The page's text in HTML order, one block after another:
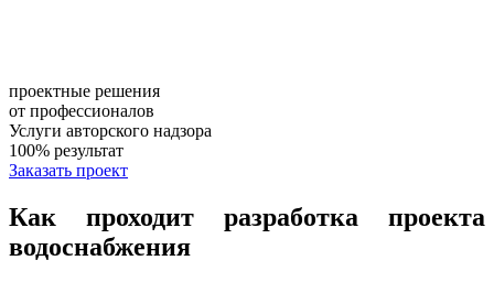
проектные решения
от профессионалов
Услуги авторского надзора
100% результат
Заказать проект
Как проходит разработка проекта
водоснабжения